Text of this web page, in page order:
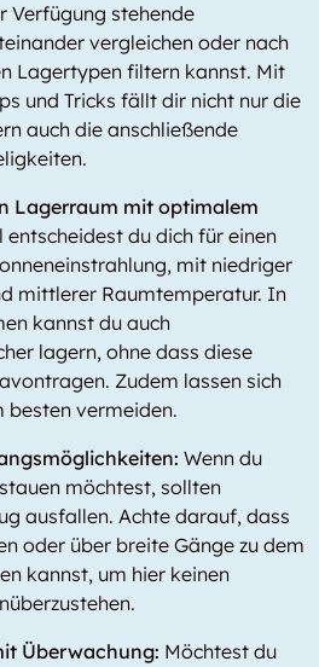
Verfügung stehende
vergleichen oder nach
Lagertypen filtern kannst. Mit
und Tricks fällt dir nicht nur die
auch die anschließende
Lagerraum mit optimalem
du dich für einen
mit niedriger
mittlerer Raumtemperatur. In
kannst du auch
lagern, ohne dass diese
Zudem lassen sich
besten vermeiden.
Wenn du
möchtest, sollten
ausfallen. Achte darauf, dass
oder über breite Gänge zu dem
kannst, um hier keinen
Überwachung: Möchtest du